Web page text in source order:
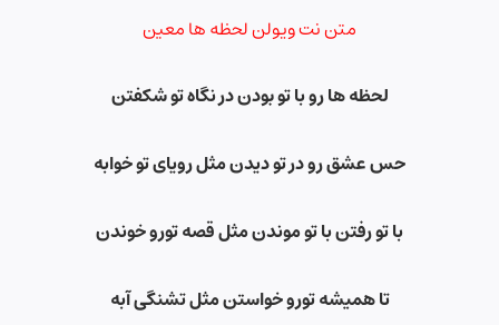
متن نت ویولن لحظه ها معین
لحظه ها رو با تو بودن در نگاه تو شکفتن
حس عشق رو در تو دیدن مثل رویای تو خوابه
با تو رفتن با تو موندن مثل قصه تورو خوندن
تا همیشه تورو خواستن مثل تشنگی آبه